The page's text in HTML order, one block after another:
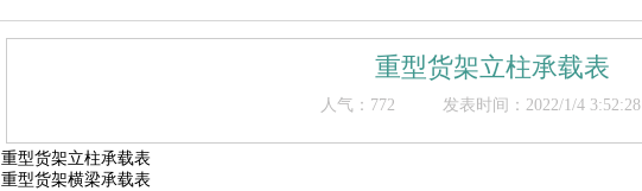
重型货架立柱承载表
人气： 772 发表时间：2022/1/4 3:52:28
重型货架立柱承载表
重型货架横梁承载表